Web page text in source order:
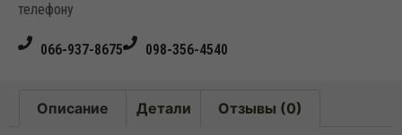
телефону
066-937-8675 098-356-4540
Описание Детали Отзывы (0)